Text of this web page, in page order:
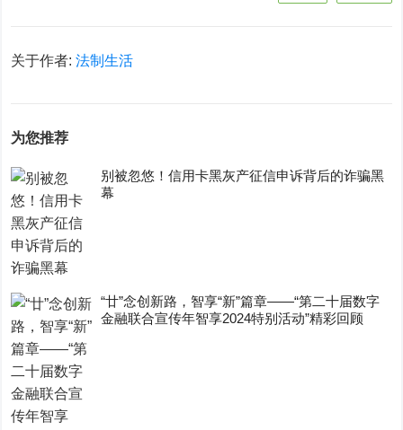
关于作者:法制生活
为您推荐
别被忽悠！信用卡黑灰产征信申诉背后的诈骗黑
幕
“廿”念创新路，智享“新”篇章——“第二十届数字
金融联合宣传年智享2024特别活动”精彩回顾